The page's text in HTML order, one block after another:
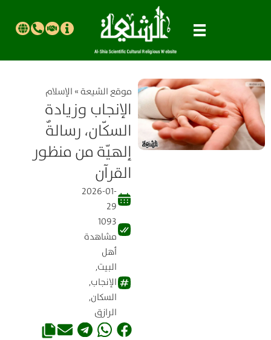
موقع الشیعة» الإسلام
الإنجاب وزيادة
السكّان، رسالةٌ
إلهيّة من منظور
القرآن
2026-01-
29
1093
مشاهدة
أهل
البيت,
الإنجاب,
السكان,
الرازق